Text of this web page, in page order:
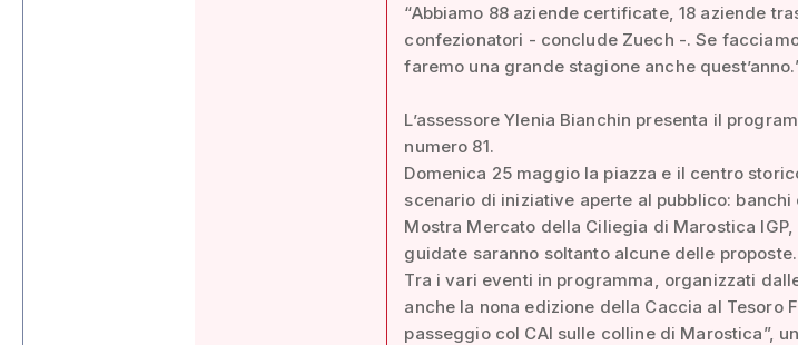
“Abbiamo 88 aziende certificate, 18 aziende
confezionatori - conclude Zuech -. Se
faremo una grande stagione anche
L’assessore Ylenia Bianchin presenta il
numero 81.
Domenica 25 maggio la piazza e il centro
scenario di iniziative aperte al pubblico:
Mostra Mercato della Ciliegia di Marostica
guidate saranno soltanto alcune delle proposte.
Tra i vari eventi in programma, organizzati
anche la nona edizione della Caccia al Tesoro
passeggio col CAI sulle colline di Marostica”,